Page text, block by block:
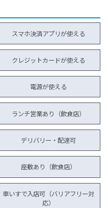
スマホ決済アプリが使える
クレジットカードが使える
電源が使える
ランチ営業あり（飲食店）
デリバリー・配達可
座敷あり（飲食店）
車いすで入店可（バリアフリー対
応）